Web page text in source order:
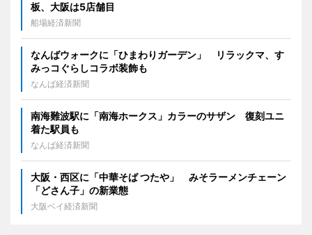
板、大阪は5店舗目
船場経済新聞
なんばウォークに「ひまわりガーデン」 リラックマ、す
みっコぐらしコラボ装飾も
なんば経済新聞
南海難波駅に「南海ホークス」カラーのサザン 復刻ユニ
着た駅員も
なんば経済新聞
大阪・西区に「中華そば つたや」 みそラーメンチェーン
「どさん子」の新業態
大阪ベイ経済新聞